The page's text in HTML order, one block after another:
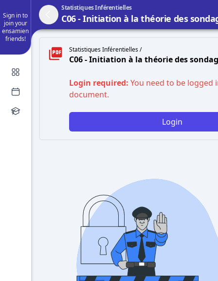
Sign in to
join your
ensamien
friends!
Statistiques Inférentielles
C06 - Initiation à la théorie des
Statistiques Inférentielles /
C06 - Initiation à la théorie des
Login required: You need to be logged
document.
Login